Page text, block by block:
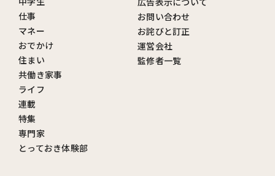
仕事
マネー
おでかけ
住まい
共働き家事
ライフ
連載
特集
専門家
とっておき体験部
お問い合わせ
お詫びと訂正
運営会社
監修者一覧